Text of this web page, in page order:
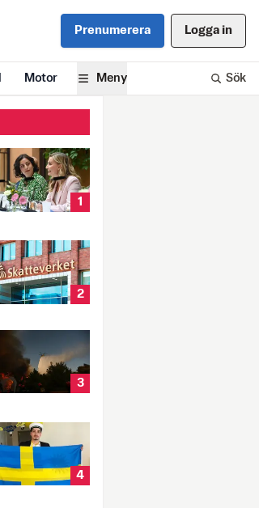
Prenumerera Logga in
Motor Meny Sök
1
2
3
4